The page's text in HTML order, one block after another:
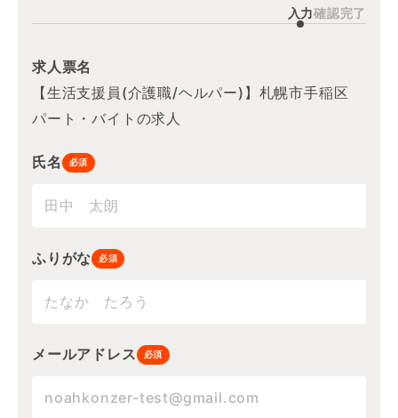
入力確認完了
求人票名
【生活支援員(介護職/ヘルパー)】札幌市手稲区
パート・バイトの求人
氏名 必須
ふりがな 必須
メールアドレス 必須